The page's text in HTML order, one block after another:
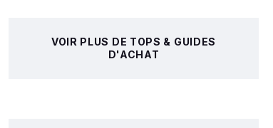
VOIR PLUS DE TOPS & GUIDES
D'ACHAT